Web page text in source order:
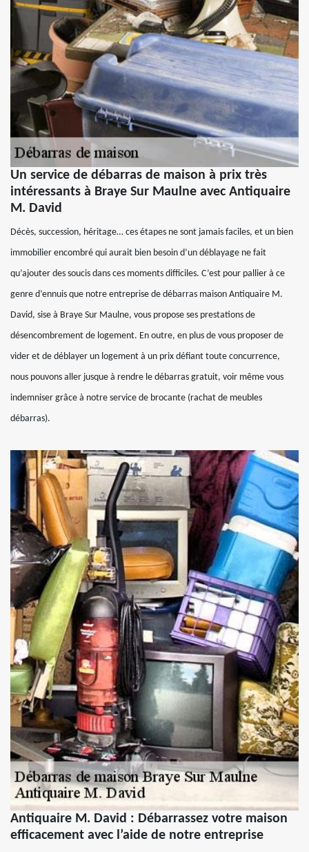
Un service de débarras de maison à prix très
intéressants à Braye Sur Maulne avec Antiquaire
M. David
Décès, succession, héritage… ces étapes ne sont jamais faciles, et un bien
immobilier encombré qui aurait bien besoin d’un déblayage ne fait
qu’ajouter des soucis dans ces moments difficiles. C’est pour pallier à ce
genre d’ennuis que notre entreprise de débarras maison Antiquaire M.
David, sise à Braye Sur Maulne, vous propose ses prestations de
désencombrement de logement. En outre, en plus de vous proposer de
vider et de déblayer un logement à un prix défiant toute concurrence,
nous pouvons aller jusque à rendre le débarras gratuit, voir même vous
indemniser grâce à notre service de brocante (rachat de meubles
débarras).
Antiquaire M. David : Débarrassez votre maison
efficacement avec l’aide de notre entreprise